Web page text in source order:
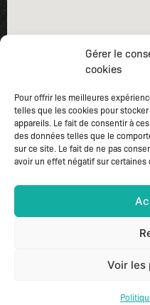
Gérer le
cookies
Pour offrir les meilleures
telles que les cookies pour
appareils. Le fait de consentir à
des données telles que le
sur ce site. Le fait de ne pas
avoir un effet négatif sur
Voir les
COPYRIGHT 2024 © CHEZ